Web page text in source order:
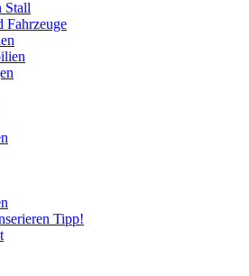
Stall
Fahrzeuge
Tipp!